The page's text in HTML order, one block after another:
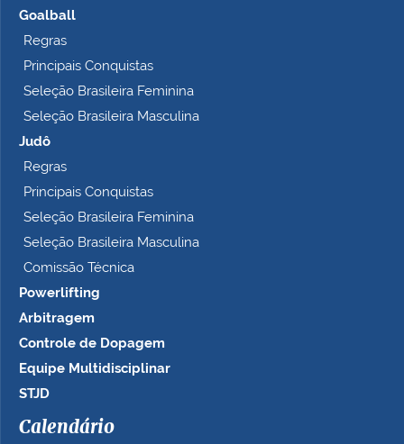
Goalball
Regras
Principais Conquistas
Seleção Brasileira Feminina
Seleção Brasileira Masculina
Judô
Regras
Principais Conquistas
Seleção Brasileira Feminina
Seleção Brasileira Masculina
Comissão Técnica
Powerlifting
Arbitragem
Controle de Dopagem
Equipe Multidisciplinar
STJD
Calendário